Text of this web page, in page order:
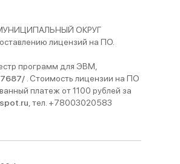
МУНИЦИПАЛЬНЫЙ ОКРУГ
лицензий на ПО.
программ для ЭВМ,
. Стоимость лицензии на ПО
платеж от 1100 рублей за
, тел. +78003020583